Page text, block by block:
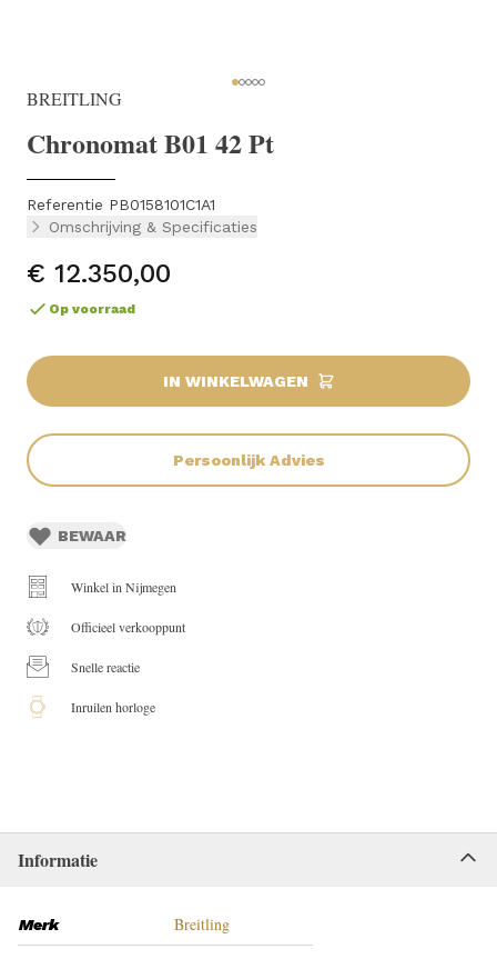
BREITLING
Chronomat B01 42 Pt
Referentie PB0158101C1A1
Omschrijving & Specificaties
€ 12.350,00
Op voorraad
IN WINKELWAGEN
Persoonlijk Advies
BEWAAR
Winkel in Nijmegen
Officieel verkooppunt
Snelle reactie
Inruilen horloge
Informatie
Merk Breitling